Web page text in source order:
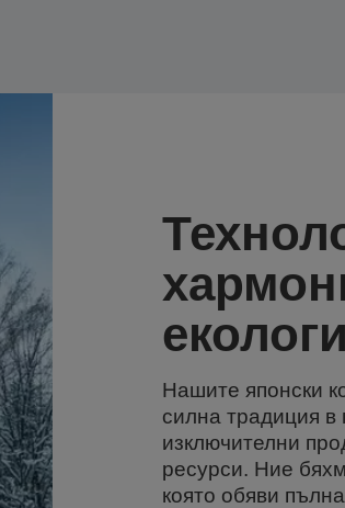
Нашите японски
силна традиция в
изключителни
ресурси. Ние
която обяви